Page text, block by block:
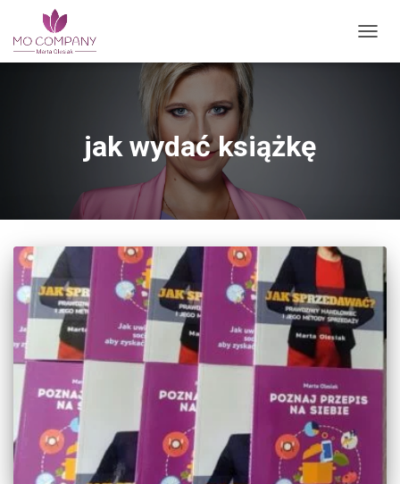
vry13eg1iiejumnzmup2t8zs0rph6z
jak wydać książkę